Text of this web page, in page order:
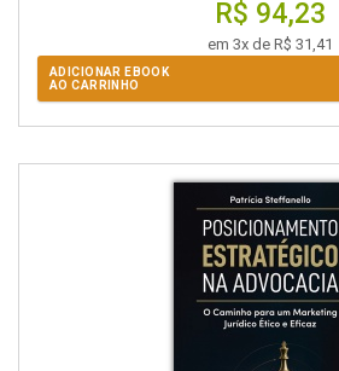
R$ 94,23
em 3x de R$ 31,41
ADICIONAR EBOOK
AO CARRINHO